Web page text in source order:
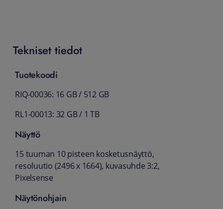
Tekniset tiedot
Tuotekoodi
RIQ-00036: 16 GB / 512 GB
RL1-00013: 32 GB / 1 TB
Näyttö
15 tuuman 10 pisteen kosketusnäyttö,
resoluutio (2496 x 1664), kuvasuhde 3:2,
Pixelsense
Näytönohjain